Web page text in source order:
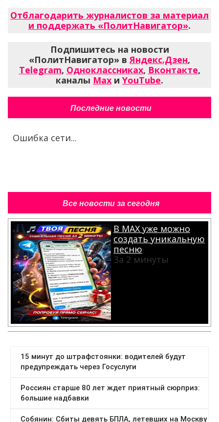
Отблагодарить журналистов за материал
и поддержать «ПолитНавигатор».
Подпишитесь на новости
«ПолитНавигатор» вЯндекс.Дзен,
Telegram, Одноклассниках, Вконтакте,
каналы Max и YouTube.
Последние новости
Ошибка сети...
Все новости за сегодня
В MAX уже можно
создать уникальную
песню
За 2 минуты